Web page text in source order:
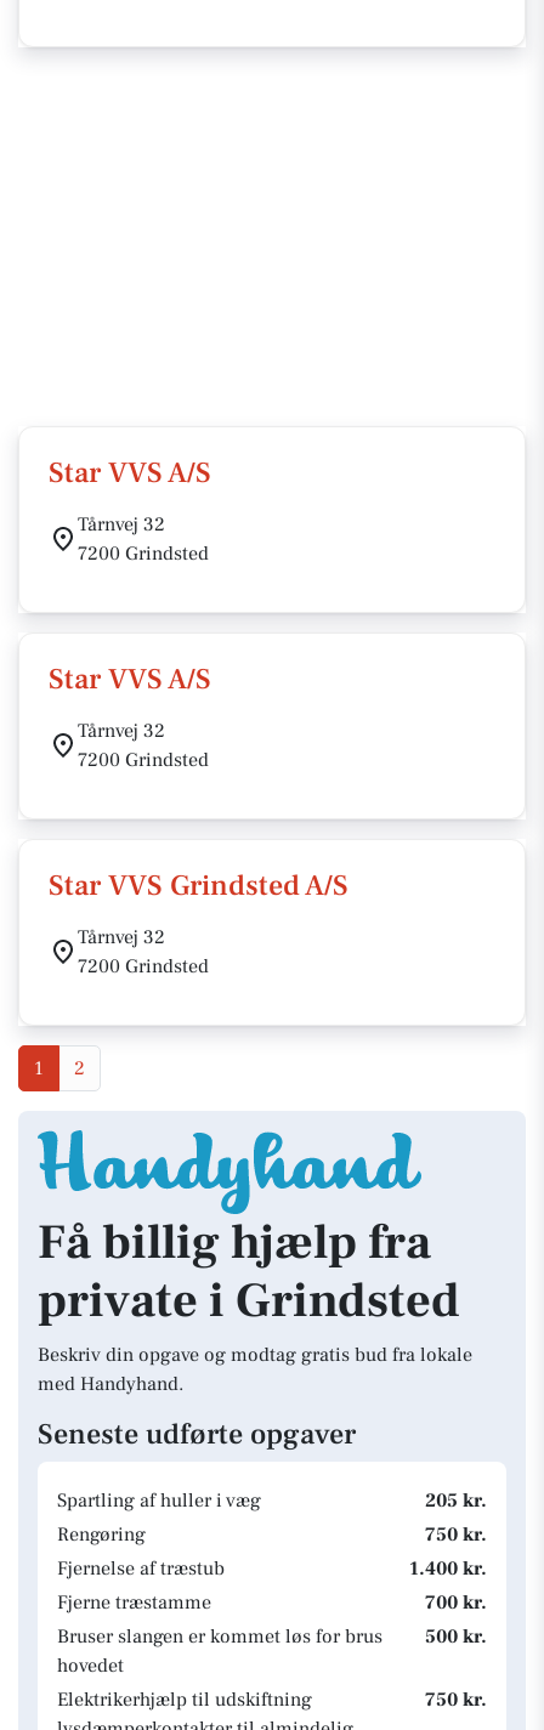
Star VVS A/S
Tårnvej 32
7200 Grindsted
Star VVS A/S
Tårnvej 32
7200 Grindsted
Star VVS Grindsted A/S
Tårnvej 32
7200 Grindsted
1 2
Få billig hjælp fra
private i Grindsted
Beskriv din opgave og modtag gratis bud fra lokale
med Handyhand.
Seneste udførte opgaver
Spartling af huller i væg
205 kr.
Rengøring
750 kr.
Fjernelse af træstub
1.400 kr.
Fjerne træstamme
700 kr.
Bruser slangen er kommet løs for brus
hovedet
500 kr.
Elektrikerhjælp til udskiftning
750 kr.